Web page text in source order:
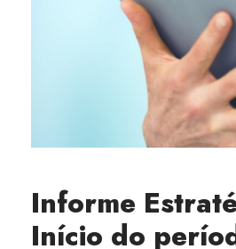
Informe
Início do